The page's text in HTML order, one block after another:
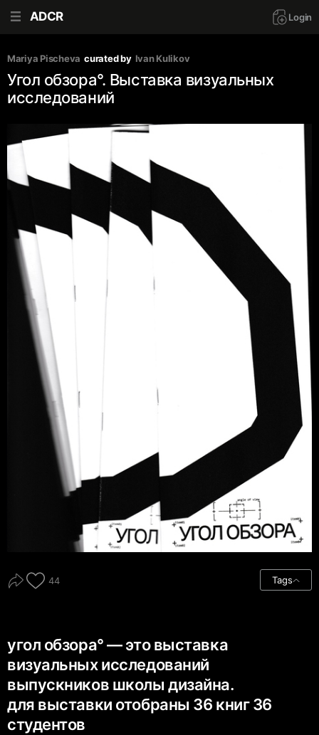
ADCR Login
Mariya Pischeva curated by Ivan Kulikov
Угол обзора°. Выставка визуальных
исследований
44 Tags
угол обзора° — это выставка
визуальных исследований
выпускников школы дизайна.
для выставки отобраны 36 книг 36
студентов